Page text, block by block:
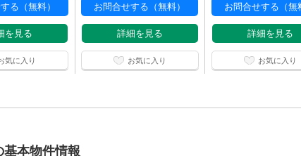
る（無料）
を見る
気に入り
お問合せする（無料）
詳細を見る
お気に入り
お問合せする（無
詳細を見る
お気に入り
本物件情報